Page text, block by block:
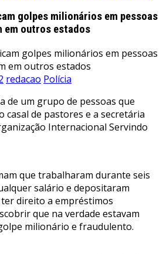
golpes milionários em pessoas
em outros estados
redacao Polícia
de um grupo de pessoas que
casal de pastores e a secretária
Internacional Servindo
que trabalharam durante seis
salário e depositaram
direito a empréstimos
que na verdade estavam
milionário e fraudulento.